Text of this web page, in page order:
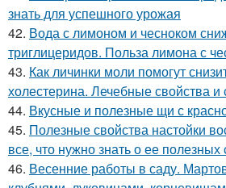
знать для успешного урожая
42. Вода с лимоном и чесноком
триглицеридов. Польза лимона с
43. Как личинки моли помогут
холестерина. Лечебные свойства и
44. Вкусные и полезные щи с
45. Полезные свойства настойки
все, что нужно знать о ее полезных
46. Весенние работы в саду.